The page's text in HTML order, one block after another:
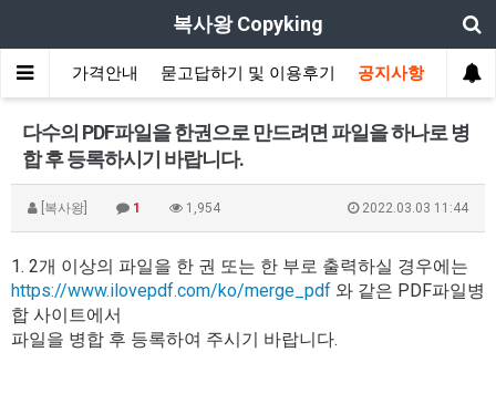
복사왕 Copyking
/주문 가격안내 묻고답하기 및 이용후기 공지사항
다수의 PDF파일을 한권으로 만드려면 파일을 하나로 병
합 후 등록하시기 바랍니다.
[복사왕] 1 1,954 2022.03.03 11:44
1. 2개 이상의 파일을 한 권 또는 한 부로 출력하실 경우에는
https://www.ilovepdf.com/ko/merge_pdf 와 같은 PDF파일병
합 사이트에서
파일을 병합 후 등록하여 주시기 바랍니다.